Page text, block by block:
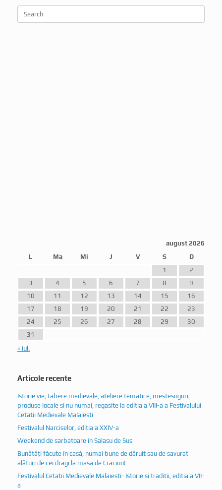
august 2026
L
Ma Mi J V S
D
1
2
3
4 5 6 7 8
9
10
11 12 13 14 15
16
17
18 19 20 21 22
23
24
25 26 27 28 29
30
31
« iul.
Articole recente
Istorie vie, tabere medievale, ateliere tematice, mestesuguri,
produse locale si nu numai, regasite la editia a VIII-a a Festivalului
Cetatii Medievale Malaiesti
Festivalul Narciselor, editia a XXIV-a
Weekend de sarbatoare in Salasu de Sus
Bunătăți făcute în casă, numai bune de dăruit sau de savurat
alături de cei dragi la masa de Craciun!
Festivalul Cetatii Medievale Malaiesti- Istorie si traditii, editia a VII-
a